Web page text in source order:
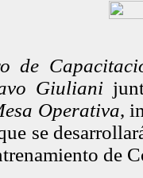
de
Giuliani
Operativa,
se
de